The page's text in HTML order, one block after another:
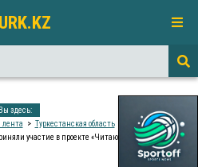
Вы здесь:
лента
Туркестанская область
участие в проекте «Читающая нация»